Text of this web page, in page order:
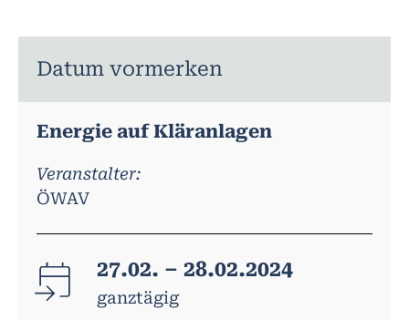
Datum vormerken
Energie auf Kläranlagen
Veranstalter:
ÖWAV
27.02. – 28.02.2024
ganztägig